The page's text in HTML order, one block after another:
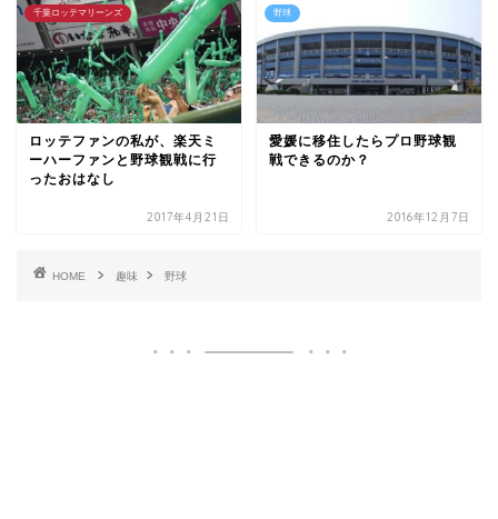
千葉ロッテマリーンズ
ロッテファンの私が、楽天ミ
ーハーファンと野球観戦に行
ったおはなし
2017年4月21日
野球
愛媛に移住したらプロ野球観
戦できるのか？
2016年12月7日
HOME 趣味 野球